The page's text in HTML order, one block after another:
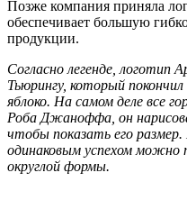
Позже компания приняла
обеспечивает большую
продукции.
Согласно легенде, логотип
Тьюрингу, который
яблоко. На самом деле все
Роба Джаноффа, он
чтобы показать его размер.
одинаковым успехом можно
округлой формы.